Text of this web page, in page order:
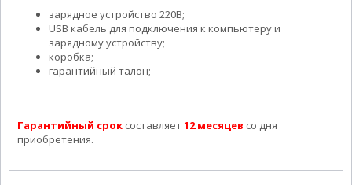
зарядное устройство 220В;
USB кабель для подключения к компьютеру и
зарядному устройству;
коробка;
гарантийный талон;
Гарантийный срок составляет12 месяцев со дня
приобретения.